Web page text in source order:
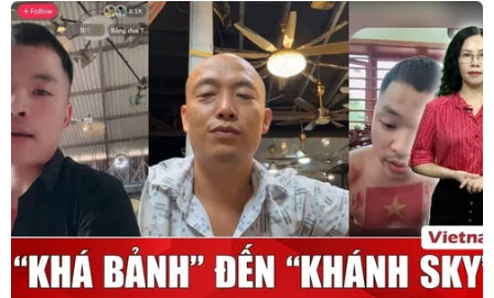
TIN CÙNG CHUYÊN MỤC
Model Kid Vietnam 2026 "tiếp lửa"
cho thí sinh nhí khu vực phía Nam
27/07/2026 07:48